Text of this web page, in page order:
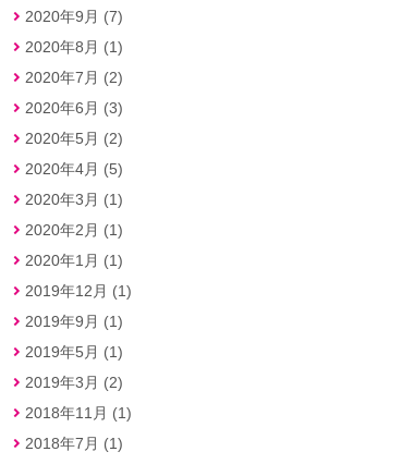
2020年9月 (7)
2020年8月 (1)
2020年7月 (2)
2020年6月 (3)
2020年5月 (2)
2020年4月 (5)
2020年3月 (1)
2020年2月 (1)
2020年1月 (1)
2019年12月 (1)
2019年9月 (1)
2019年5月 (1)
2019年3月 (2)
2018年11月 (1)
2018年7月 (1)